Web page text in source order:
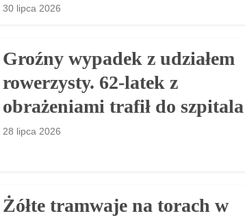
30 lipca 2026
Groźny wypadek z udziałem
rowerzysty. 62-latek z
obrażeniami trafił do szpitala
28 lipca 2026
Żółte tramwaje na torach w